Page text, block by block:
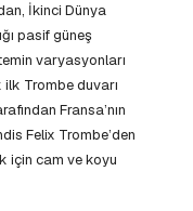
İkinci Dünya
pasif güneş
varyasyonları
Trombe duvarı
Fransa’nın
Felix Trombe’den
için cam ve koyu